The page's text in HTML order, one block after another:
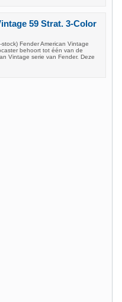
59 Strat. 3-Color
Fender American Vintage
behoort tot één van de
Vintage serie van Fender. Deze